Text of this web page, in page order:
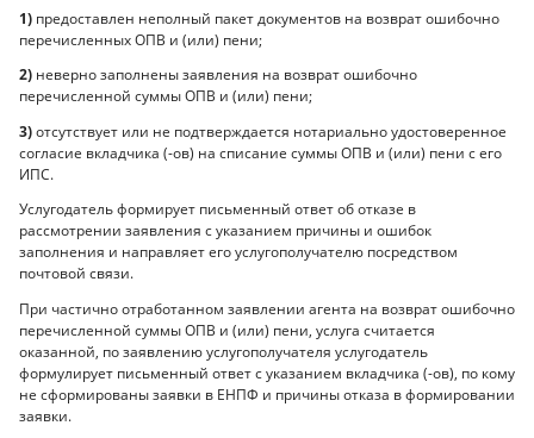
1) предоставлен неполный пакет документов на возврат ошибочно
перечисленных ОПВ и (или) пени;
2) неверно заполнены заявления на возврат ошибочно
перечисленной суммы ОПВ и (или) пени;
3)отсутствует или не подтверждается нотариально удостоверенное
согласие вкладчика (-ов) на списание суммы ОПВ и (или) пени с его
ИПС.
Услугодатель формирует письменный ответ об отказе в
рассмотрении заявления с указанием причины и ошибок
заполнения и направляет его услугополучателю посредством
почтовой связи.
При частично отработанном заявлении агента на возврат ошибочно
перечисленной суммы ОПВ и (или) пени, услуга считается
оказанной, по заявлению услугополучателя услугодатель
формулирует письменный ответ с указанием вкладчика (-ов), по кому
не сформированы заявки в ЕНПФ и причины отказа в формировании
заявки.